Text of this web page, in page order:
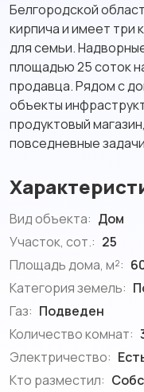
Белгородской
кирпича и имеет три
для семьи.
площадью 25 соток
продавца. Рядом с
объекты
продуктовый
повседневные
Вид объекта: Дом
Участок, сот.: 25
Площадь дома, м²:
Категория земель:
Газ: Подведен
Количество комнат:
Электричество:
Кто разместил: